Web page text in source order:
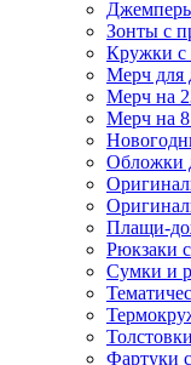
Зонты с
Кружки с
Мерч для
Мерч на
Мерч на 8
Обложки
Плащи-
Рюкзаки
Сумки и
Фартуки